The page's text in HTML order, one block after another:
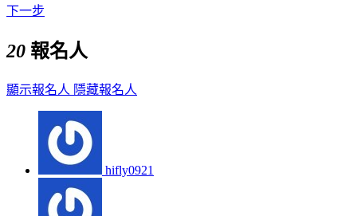
下一步
20 報名人
顯示報名人 隱藏報名人
hifly0921